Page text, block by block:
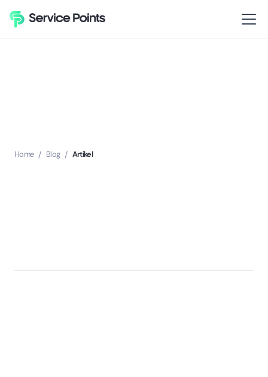
Home / Blog / Artikel